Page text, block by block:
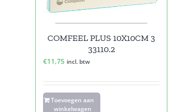
COMFEEL PLUS 10X10CM 3
33110.2
€11,75 incl. btw
Toevoegen aan
winkelwagen